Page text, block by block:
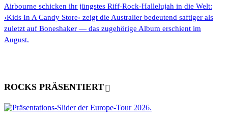
Airbourne schicken ihr jüngstes Riff-Rock-Hallelujah in die Welt:
›Kids In A Candy Store‹ zeigt die Australier bedeutend saftiger als
zuletzt auf Boneshaker — das zugehörige Album erschient im
August.
ROCKS PRÄSENTIERT